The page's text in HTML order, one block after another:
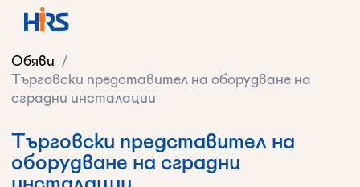
Обяви /
Търговски представител на оборудване на
сградни инсталации
Търговски представител на
оборудване на сградни
инсталации